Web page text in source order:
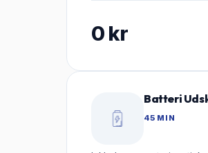
0 kr
Batteri
45 MIN